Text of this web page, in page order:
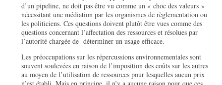
d’un pipeline, ne doit pas être vu comme un « choc des valeurs »
nécessitant une médiation par les organismes de règlementation ou
les politiciens. Ces questions doivent plutôt être vues comme des
questions concernant l’affectation des ressources et résolues par
l’autorité chargée de déterminer un usage efficace.
Les préoccupations sur les répercussions environnementales sont
souvent soulevées en raison de l’imposition des coûts sur les autres
au moyen de l’utilisation de ressources pour lesquelles aucun prix
n’est établi. Mais en principe, il n’y a aucune raison pour que ces